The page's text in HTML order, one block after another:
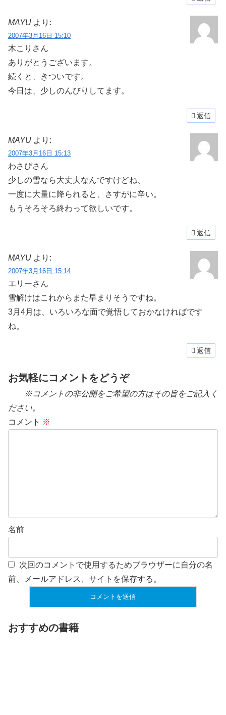
MAYU より:
2007年3月16日 15:10
木こりさん
ありがとうございます。
続くと、きついです。
今日は、少しのんびりしてます。
返信
MAYU より:
2007年3月16日 15:13
わさびさん
少しの雪なら大丈夫なんですけどね、
一度に大量に降られると、さすがに辛い。
もうそろそろ終わって欲しいです。
返信
MAYU より:
2007年3月16日 15:14
エリーさん
雪解けはこれからまた早まりそうですね。
3月4月は、いろいろな面で覚悟しておかなければです
ね。
返信
お気軽にコメントをどうぞ
※コメントの非公開をご希望の方はその旨をご記入く
ださい。
コメント ※
名前
次回のコメントで使用するためブラウザーに自分の名
前、メールアドレス、サイトを保存する。
おすすめの書籍